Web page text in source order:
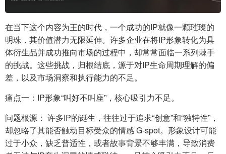
在当下这个内容为王的时代，一个成功的IP就像一颗璀璨的
明珠，其价值潜力无限延伸。许多企业在将IP形象转化为具
体衍生品并成功推向市场的过程中，却常常面临一系列棘手
的挑战。这些挑战，归根结底，源于对IP生命周期理解的偏
差，以及市场洞察和执行能力的不足。
痛点一：IP形象“叫好不叫座”，核心吸引力不足。
问题根源： 许多IP的诞生，往往过于追求“创意”和“独特性”，
却忽略了其能否触动目标受众的情感 G-spot。形象设计可能
过于小众，缺乏普适性，或者故事背景不够丰满，导致消费